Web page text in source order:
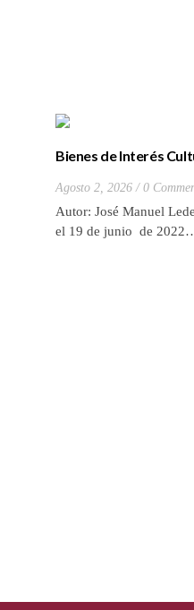
Bienes de Interés
Agosto 2, 2026 0
Autor: José Manuel
el 19 de junio de